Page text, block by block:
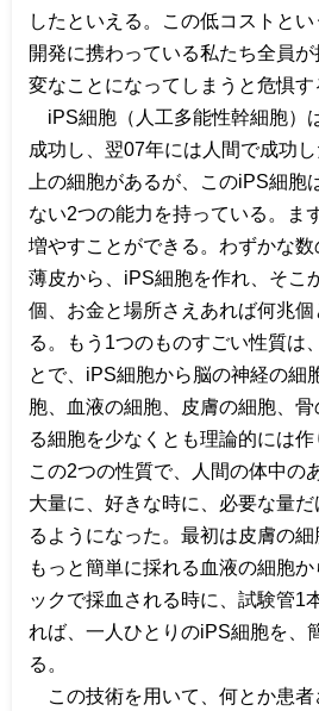
したといえる。この低コストと
開発に携わっている私たち全員
変なことになってしまうと危惧す
iPS細胞（人工多能性幹細胞）
成功し、翌07年には人間で成功
上の細胞があるが、このiPS細胞
ない2つの能力を持っている。ま
増やすことができる。わずかな数
薄皮から、 iPS細胞を作れ、そこ
個、お金と場所さえあれば何兆
る。もう 1つのものすごい性質は
とで、 iPS細胞から脳の神経の細
胞、血液の細胞、皮膚の細胞、
る細胞を少なくとも理論的には作
この2つの性質で、人間の体中の
大量に、好きな時に、必要な量
るようになった。最初は皮膚の
もっと簡単に採れる血液の細胞
ックで採血される時に、試験管1
れば、一人ひとりのiPS細胞を、
る。
この技術を用いて、何とか患者